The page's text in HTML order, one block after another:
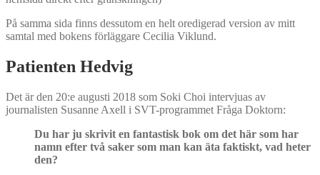
På samma sida finns dessutom en helt oredigerad version av mitt
samtal med bokens förläggare Cecilia Viklund.
Patienten Hedvig
Det är den 20:e augusti 2018 som Soki Choi intervjuas av
journalisten Susanne Axell i SVT-programmet Fråga Doktorn:
Du har ju skrivit en fantastisk bok om det här som har
namn efter två saker som man kan äta faktiskt, vad heter
den?